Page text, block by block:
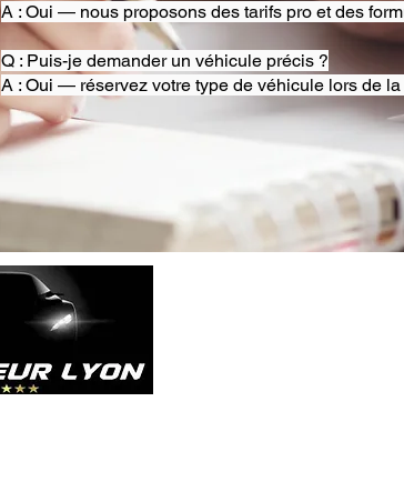
A : Oui — nous proposons des tarifs pro et des
Q : Puis-je demander un véhicule précis ?
A : Oui — réservez votre type de véhicule lors de